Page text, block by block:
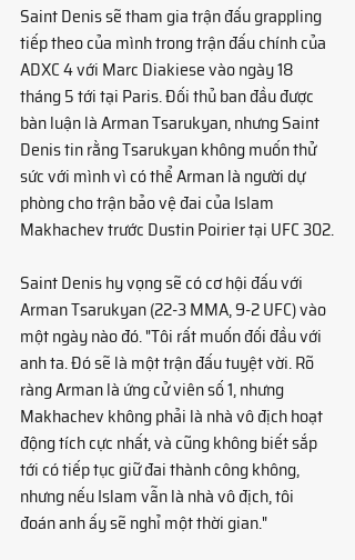
Saint Denis sẽ tham gia trận đấu grappling
tiếp theo của mình trong trận đấu chính của
ADXC 4 với Marc Diakiese vào ngày 18
tháng 5 tới tại Paris. Đối thủ ban đầu được
bàn luận là Arman Tsarukyan, nhưng Saint
Denis tin rằng Tsarukyan không muốn thử
sức với mình vì có thể Arman là người dự
phòng cho trận bảo vệ đai của Islam
Makhachev trước Dustin Poirier tại UFC 302.
Saint Denis hy vọng sẽ có cơ hội đấu với
Arman Tsarukyan (22-3 MMA, 9-2 UFC) vào
một ngày nào đó. "Tôi rất muốn đối đầu với
anh ta. Đó sẽ là một trận đấu tuyệt vời. Rõ
ràng Arman là ứng cử viên số 1, nhưng
Makhachev không phải là nhà vô địch hoạt
động tích cực nhất, và cũng không biết sắp
tới có tiếp tục giữ đai thành công không,
nhưng nếu Islam vẫn là nhà vô địch, tôi
đoán anh ấy sẽ nghỉ một thời gian."